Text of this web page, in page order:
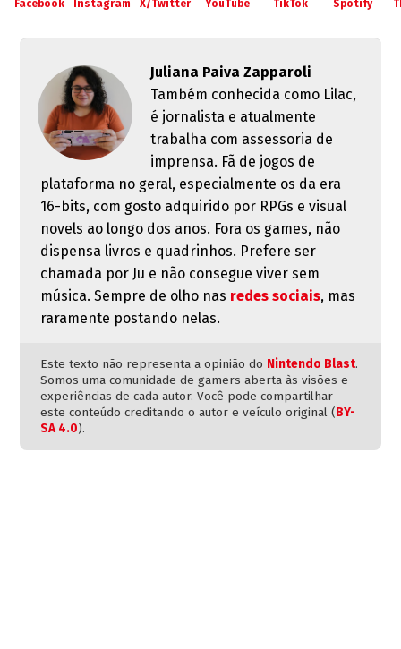
Facebook Instagram X/Twitter YouTube TikTok Spotify
Juliana Paiva Zapparoli
Também conhecida como Lilac,
é jornalista e atualmente
trabalha com assessoria de
imprensa. Fã de jogos de
plataforma no geral, especialmente os da era
16-bits, com gosto adquirido por RPGs e visual
novels ao longo dos anos. Fora os games, não
dispensa livros e quadrinhos. Prefere ser
chamada por Ju e não consegue viver sem
música. Sempre de olho nas redes sociais, mas
raramente postando nelas.
Este texto não representa a opinião do Nintendo Blast.
Somos uma comunidade de gamers aberta às visões e
experiências de cada autor. Você pode compartilhar
este conteúdo creditando o autor e veículo original (BY-
SA 4.0).